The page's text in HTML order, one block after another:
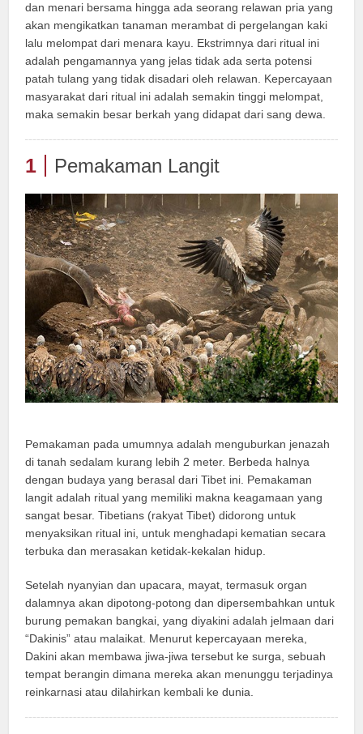
dan menari bersama hingga ada seorang relawan pria yang
akan mengikatkan tanaman merambat di pergelangan kaki
lalu melompat dari menara kayu. Ekstrimnya dari ritual ini
adalah pengamannya yang jelas tidak ada serta potensi
patah tulang yang tidak disadari oleh relawan. Kepercayaan
masyarakat dari ritual ini adalah semakin tinggi melompat,
maka semakin besar berkah yang didapat dari sang dewa.
1 Pemakaman Langit
Pemakaman pada umumnya adalah menguburkan jenazah
di tanah sedalam kurang lebih 2 meter. Berbeda halnya
dengan budaya yang berasal dari Tibet ini. Pemakaman
langit adalah ritual yang memiliki makna keagamaan yang
sangat besar.Tibetians (rakyat Tibet) didorong untuk
menyaksikan ritual ini, untuk menghadapi kematian secara
terbuka dan merasakan ketidak-kekalan hidup.
Setelah nyanyian dan upacara, mayat, termasuk organ
dalamnya akan dipotong-potong dan dipersembahkan untuk
burung pemakan bangkai, yang diyakini adalah jelmaan dari
“Dakinis” atau malaikat. Menurut kepercayaan mereka,
Dakini akan membawa jiwa-jiwa tersebut ke surga, sebuah
tempat berangin dimana mereka akan menunggu terjadinya
reinkarnasi atau dilahirkan kembali ke dunia.